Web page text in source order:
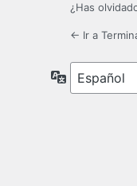
¿Has
← Ir a
Idioma